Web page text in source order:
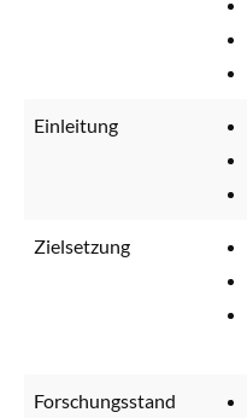
Einleitung
Zielsetzung
Forschungsstand